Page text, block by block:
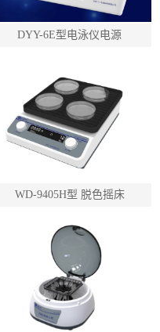
DYY-6E型电泳仪电源
WD-9405H型 脱色摇床